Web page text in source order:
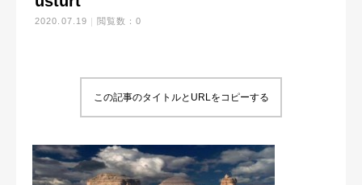
2020.07.19 閲覧数：0
この記事のタイトルとURLをコピーする